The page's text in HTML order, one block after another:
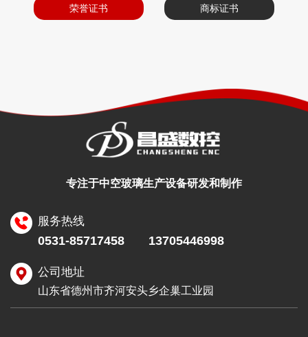
荣誉证书 商标证书
专注于中空玻璃生产设备研发和制作
服务热线
0531-85717458 13705446998
公司地址
山东省德州市齐河安头乡企巢工业园